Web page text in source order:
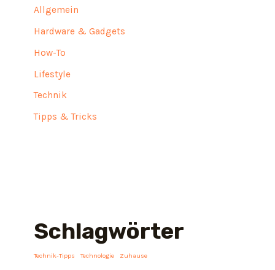
Allgemein
Hardware & Gadgets
How-To
Lifestyle
Technik
Tipps & Tricks
Schlagwörter
Technik-Tipps Technologie Zuhause